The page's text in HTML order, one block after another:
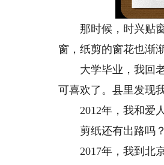
那时候，时兴贴窗
窗，纸剪的窗花也渐
大学毕业，我回老
可喜欢了。县里发现
2012年，我和爱人
剪纸还有出路吗？
2017年，我到北京